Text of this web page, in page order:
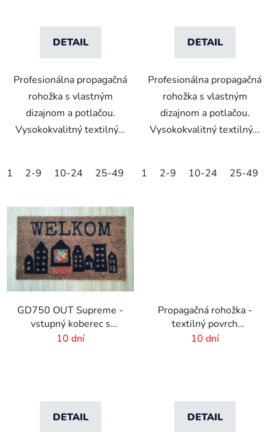
DETAIL
Profesionálna propagačná
rohožka s vlastným
dizajnom a potlačou.
Vysokokvalitný textilný...
1 2-9 10-24 25-49 50-99 100-249 250-499
DETAIL
Profesionálna propagačná
rohožka s vlastným
dizajnom a potlačou.
Vysokokvalitný textilný...
1 2-9 10-24 25-49
GD750 OUT Supreme -
vstupný koberec s
vlastnou potlačou
10 dní
DETAIL
Propagačná rohožka -
textilný povrch
-60x40cm
10 dní
DETAIL